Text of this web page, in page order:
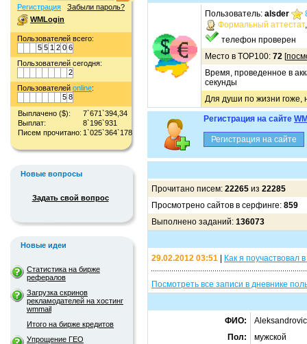
Регистрация
Забыли пароль?
WMLogin
Пользователей всего:
5 5 1 2 0 6
Пользователей сегодня:
2
Пользователей online:
5 8
Выплачено ($):
7`671`394,34
Выплат:
8`196`931
Писем прочитано: 1`025`364`178
Новые вопросы
Задать свой вопрос
Новые идеи
Статистика на бирже
рефералов
Загрузка скринов
рекламодателей на хостинг
wmmail
Итого на бирже кредитов
Упрощение ГЕО
Пользователь: alsder
Формальный аттестат
телефон проверен
Место в TOP100: 72 [
Время, проведенное в
секунды
Для души по жизни гоже,
Регистрация на сайте
Прочитано писем: 22265 из 22285
Просмотрено сайтов в серфинге: 859
Выполнено заданий: 136073
29.02.2012 03:51 Как я
Посмотреть все записи в дневнике
ФИО:
Пол:
мужской